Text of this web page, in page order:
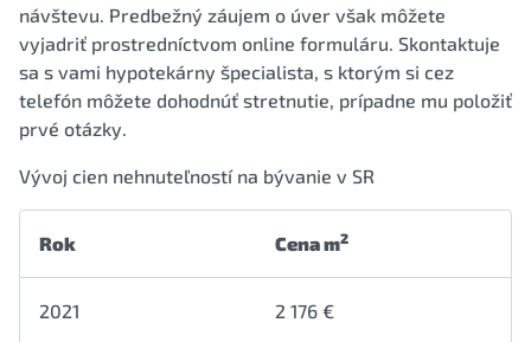
návštevu. Predbežný záujem o úver však môžete
vyjadriť prostredníctvom online formuláru. Skontaktuje
sa s vami hypotekárny špecialista, s ktorým si cez
telefón môžete dohodnúť stretnutie, prípadne mu položiť
prvé otázky.
Vývoj cien nehnuteľností na bývanie v SR
Rok Cena m2
2021 2 176 €